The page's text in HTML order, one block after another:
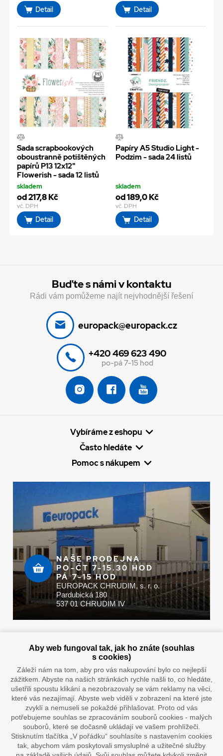
Detail Detail
Sada scrapbookových
oboustranně potištěných
papírů P13 12x12"
Flowerish - sada 12 listů
skladem
od 217,8 Kč
vč. DPH
Detail
Papíry A5 Studio Light -
Podzim - sada 24 listů
skladem
od 189,0 Kč
vč. DPH
Detail
Buďte s námi v kontaktu
Rádi vám pomůžeme najít nejvhodnější řešení
europack@europack.cz
+420 469 623 490
po-pá 7-15 hod
Vybíráme z eshopu
Často hledáte
Pomoc s nákupem
NAŠE PRODEJNA
PO-ČT 7-15.30 HOD
PÁ 7-15 HOD
EUROPACK CHRUDIM, s. r. o.
Pardubická 180
537 01 CHRUDIM IV
Doprava vaším oblíbeným dopravcem
Aby web fungoval tak, jak ho znáte (souhlas
s cookies)
Záleží nám na tom, aby pro vás nakupování bylo co nejlepší
zážitkem. Abyste na našich stránkách rychle našli to, co hledáte,
ušetřili spoustu klikání a nezobrazovaly se vám reklamy na věci,
které vás nezajímají. Abyste web viděli v zobrazení na které jste
zvyklí a nemuseli se pokaždé přihlašovat. Proto od vás
potřebujeme souhlas se zpracováním souborů cookies - malých
souborů, které se dočasně ukládají ve vašem prohlížeči.
Stisknutím tlačítka „V pořádku“ souhlasíte s nastavením cookies
tak, abychom vám poskytovali smysluplné a užitečné služby